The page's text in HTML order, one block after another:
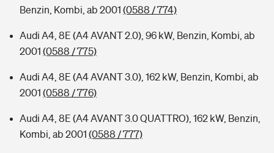
Benzin, Kombi, ab 2001 (0588 / 774)
Audi A4, 8E (A4 AVANT 2.0), 96 kW, Benzin, Kombi, ab
2001 (0588 / 775)
Audi A4, 8E (A4 AVANT 3.0), 162 kW, Benzin, Kombi, ab
2001 (0588 / 776)
Audi A4, 8E (A4 AVANT 3.0 QUATTRO), 162 kW, Benzin,
Kombi, ab 2001 (0588 / 777)